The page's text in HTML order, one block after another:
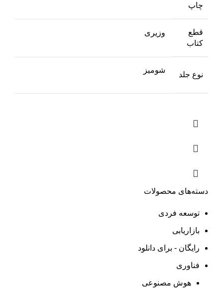
چاپ
قطع
کتاب
وزیری
نوع جلد
شومیز
دسته‌های محصولات
توسعه فردی
بازاریابی
رایگان - برای دانلود
فناوری
هوش مصنوعی